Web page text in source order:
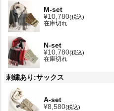
M-set
¥10,780 税込
在庫切れ
N-set
¥10,780 税込
在庫切れ
刺繍あり:サックス
A-set
¥8,580 税込